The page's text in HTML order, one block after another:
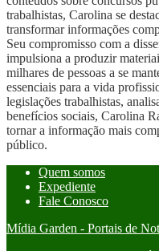
trabalhistas, Carolina se
transformar informações
Seu compromisso com a
impulsiona a produzir
milhares de pessoas a se
essenciais para a vida
legislações trabalhistas,
benefícios sociais, Carolina
tornar a informação mais
público.
Quem somos
Expediente
Fale Conosco
Mídia Garden - Portais de